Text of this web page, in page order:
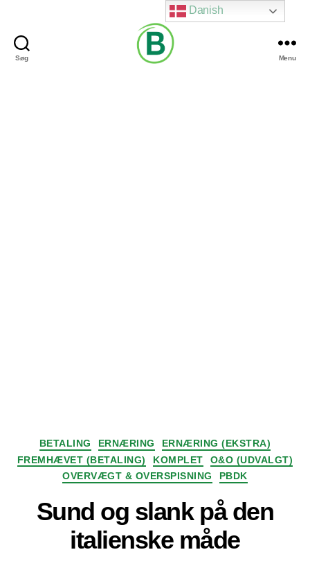
Søg Menu
Kategorier
BETALING ERNÆRING
ERNÆRING (EKSTRA)
FREMHÆVET (BETALING)
KOMPLET
O&O (UDVALGT)
OVERVÆGT & OVERSPISNING
PBDK
Sund og slank på den
italienske måde
Danish